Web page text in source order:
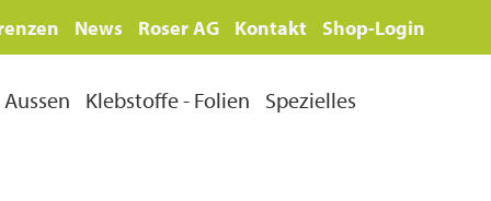
News Roser AG Kontakt Shop-Login
Aussen Klebstoffe - Folien Spezielles